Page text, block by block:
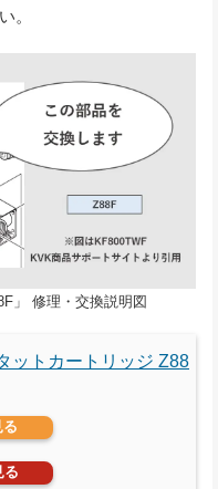
。
」 修理・交換説明図
ットカートリッジ Z88
る